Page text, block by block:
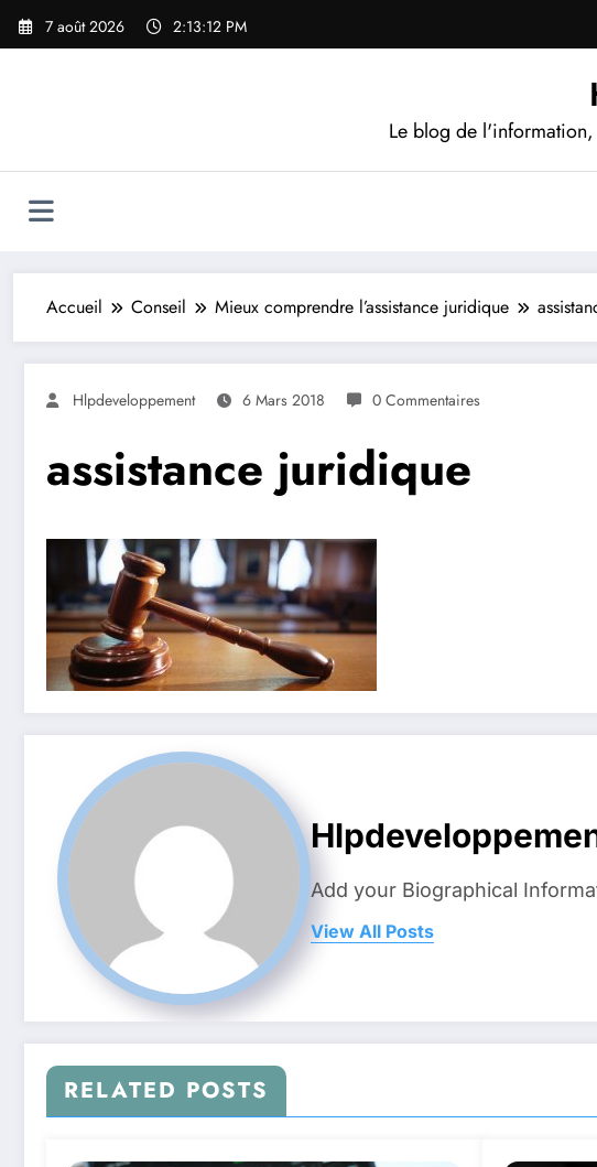
Aller
7 août 2026 2:13:13 PM
Le blog de
Accueil Conseil Mieux comprendre l’assistance juridique
Hlpdeveloppement 6 Mars 2018 0 Commentaires
assistance juridique
Add your Biographical
View All Posts
RELATED POSTS